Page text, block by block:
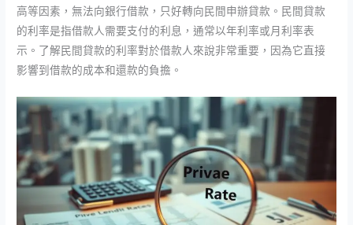
高等因素，無法向銀行借款，只好轉向民間申辦貸款。民間貸款
的利率是指借款人需要支付的利息，通常以年利率或月利率表
示。了解民間貸款的利率對於借款人來說非常重要，因為它直接
影響到借款的成本和還款的負擔。